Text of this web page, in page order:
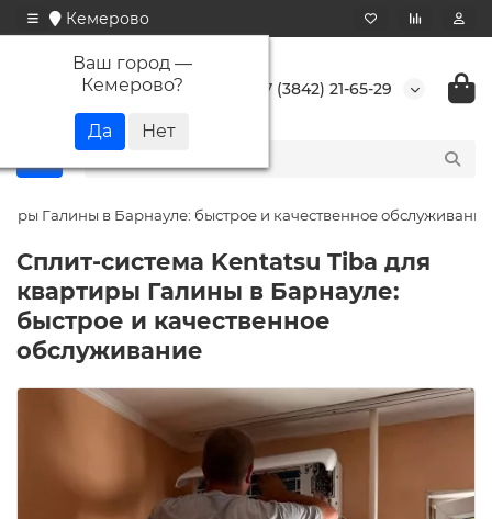
Кемерово
Ваш город —
Кемерово? +7 (3842) 21-65-29
Галины в Барнауле: быстрое и качественное обслуживание
Сплит-система Kentatsu Tiba для
квартиры Галины в Барнауле:
быстрое и качественное
обслуживание